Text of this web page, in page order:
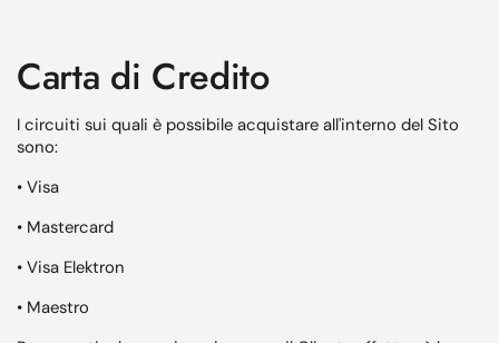
Carta di Credito
I circuiti sui quali è possibile acquistare all'interno del Sito
sono:
• Visa
• Mastercard
• Visa Elektron
• Maestro